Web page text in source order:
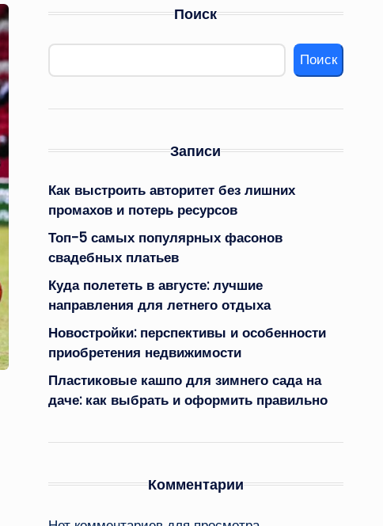
Поиск
Поиск
Записи
Как выстроить авторитет без лишних
промахов и потерь ресурсов
Топ-5 самых популярных фасонов
свадебных платьев
Куда полететь в августе: лучшие
направления для летнего отдыха
Новостройки: перспективы и особенности
приобретения недвижимости
Пластиковые кашпо для зимнего сада на
даче: как выбрать и оформить правильно
Комментарии